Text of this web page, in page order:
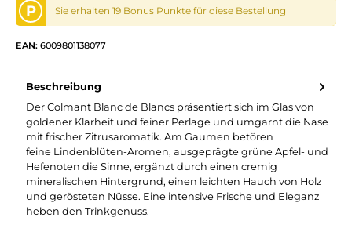
P Sie erhalten 19 Bonus Punkte für diese Bestellung
EAN: 6009801138077
Beschreibung
Der Colmant Blanc de Blancs präsentiert sich im Glas von
goldener Klarheit und feiner Perlage und umgarnt die Nase
mit frischer Zitrusaromatik. Am Gaumen betören
feine Lindenblüten-Aromen, ausgeprägte grüne Apfel- und
Hefenoten die Sinne, ergänzt durch einen cremig
mineralischen Hintergrund, einen leichten Hauch von Holz
und gerösteten Nüsse. Eine intensive Frische und Eleganz
heben den Trinkgenuss.